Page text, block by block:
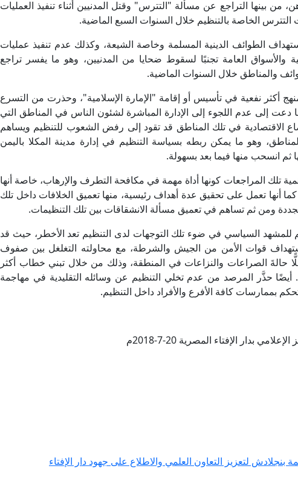
من بينها التراجع عن مسألة "التترس" وقتل المدنيين أثناء تنفيذ العمليات
التترس الخاصة بالتنظيم خلال السنوات السبع الماضية.
الطوائف الدينية المسلمة وخاصة الشيعة، وكذلك عدم تنفيذ عمليات
والأسواق العامة تجنبًا لسقوط ضحايا من المدنيين، وهو ما يفسر تراجع
والمناطق خلال السنوات الماضية.
أكثر نفعية في تأسيس أو إقامة "الإمارة الإسلامية"، وحذرت من التسرع
إلى عدم اللجوء إلى الإدارة المباشرة لشئون الناس في المناطق التي
الاقتصادية في تلك المناطق قد تقود إلى رفض الشعوب للتنظيم ويساهم
وهو ما يمكن ربطه بسياسة التنظيم في إدارة مدينة المكلا باليمن
ثم انسحب منها فيما بعد بسهولة.
تلك المراجعات كونها أداة مهمة في مكافحة التطرف والإرهاب، خاصة أنها
أنها تعمل على تحقيق عدة أهداف رئيسية، منها تعميق الخلافات داخل تلك
ومن ثم تساهم في تعميق مسألة الانشقاقات بين تلك التنظيمات.
للمشهد السياسي في ضوء تلك التوجهات لدى التنظيم تعد الأخطر، حيث قد
قوات الأمن من الجيش والشرطة، مع محاولته التغلغل بين صفوف
حالةَ الصراعات والنزاعات في المنطقة، وذلك من خلال تبني خطاب أكثر
حذَّر المرصد من عدم تخلي التنظيم عن وسائله التقليدية في مهاجمة
بممارسات كافة الأفرع والأفراد داخل التنظيم.
بدار الإفتاء المصرية 20-7-2018م
بنجلادش لتعزيز التعاون العلمي والاطلاع على جهود دار الإفتاء